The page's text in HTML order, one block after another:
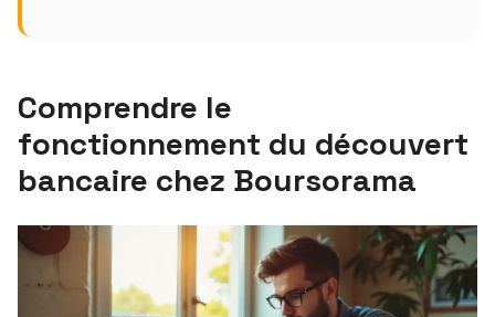
Comprendre le
fonctionnement du découvert
bancaire chez Boursorama